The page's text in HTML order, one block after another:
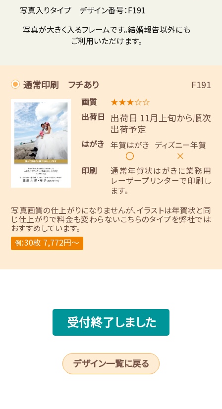
写真入りタイプ デザイン番号：F191
写真が大きく入るフレームです。結婚報告以外にも
ご利用いただけます。
通常印刷 フチあり F191
画質
★★★☆☆
出荷日
出荷日 11月上旬から順次
出荷予定
はがき 年賀はがき
〇
ディズニー年賀
×
印刷
通常年賀状はがきに業務用
レーザープリンターで印刷し
ます。
写真画質の仕上がりになりませんが、イラストは年賀状と同
じ仕上がりで料金も変わらないこちらのタイプを弊社では
おすすめしています。
例）30枚 7,772円～
受付終了しました
デザイン一覧に戻る